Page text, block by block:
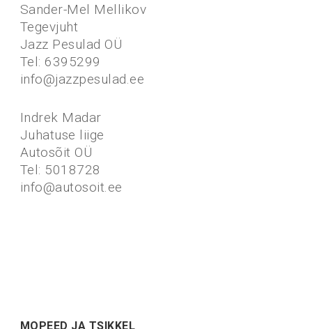
Sander-Mel Mellikov
Tegevjuht
Jazz Pesulad OÜ
Tel: 6395299
info@jazzpesulad.ee
Indrek Madar
Juhatuse liige
Autosõit OÜ
Tel: 5018728
info@autosoit.ee
MOPEED JA TSIKKEL